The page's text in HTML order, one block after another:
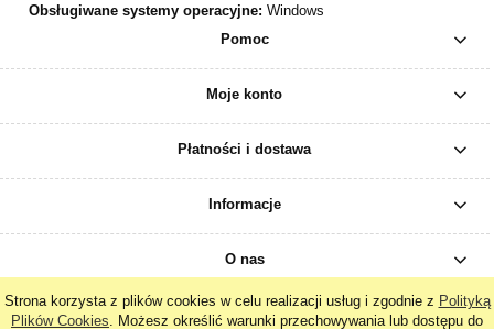
Strona korzysta z plików cookies w celu realizacji usług i zgodnie z Polityką
Plików Cookies. Możesz określić warunki przechowywania lub dostępu do
Obsługiwane systemy operacyjne: Windows
Pomoc
Moje konto
Płatności i dostawa
Informacje
O nas
pokaż pełną wersję strony